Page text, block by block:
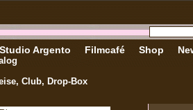
Club, Drop-Box
Studio Argento Filmcafé Shop